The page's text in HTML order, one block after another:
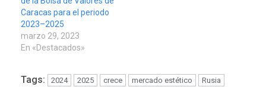
Caracas para el periodo
2023–2025
marzo 29, 2023
En «Destacados»
Tags: 2024 2025 crece mercado estético Rusia